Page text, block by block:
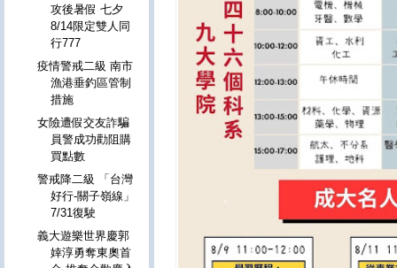
攻後暑假 七夕
8/14限定雙人同
行777
疫情警戒二級 南市
漁港垂釣區管制
措施
女險遭假交友詐騙
員警成功勸阻購
買點數
警戒降二級 「台灣
好行-關子嶺線」
7/31復駛
義大遊樂世界慶郭
婞淳勇奪東奧首